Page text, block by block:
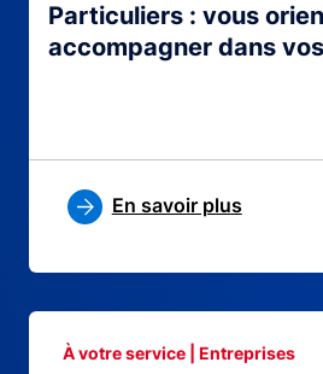
Particuliers : vous
accompagner dans
En savoir plus
À votre service | Entreprises